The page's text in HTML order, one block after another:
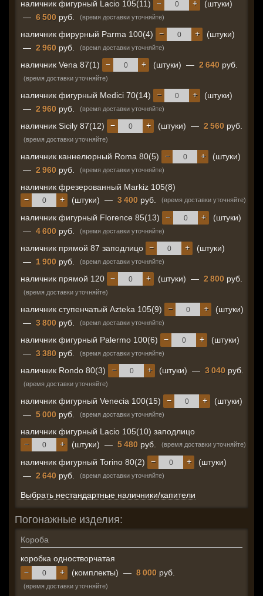
наличник фигурный Lacio 105(11) +
−
(штуки)
— 6 500 руб. (время доставки уточняйте)
наличник фирурный Parma 100(4) +
−
(штуки)
— 2 960 руб. (время доставки уточняйте)
наличник Vena 87(1) +
− (штуки) — 2 640 руб.
(время доставки уточняйте)
наличник фигурный Medici 70(14) +
−
(штуки)
— 2 960 руб. (время доставки уточняйте)
наличник Sicily 87(12) +
− (штуки) — 2 560 руб.
(время доставки уточняйте)
наличник каннелюрный Roma 80(5) +
−
(штуки)
— 2 960 руб. (время доставки уточняйте)
наличник фрезерованный Markiz 105(8)
+
− (штуки) — 3 400 руб. (время доставки уточняйте)
наличник фигурный Florence 85(13) +
−
(штуки)
— 4 600 руб. (время доставки уточняйте)
наличник прямой 87 заподлицо +
−
(штуки)
— 1 900 руб. (время доставки уточняйте)
наличник прямой 120 +
− (штуки) — 2 800 руб.
(время доставки уточняйте)
наличник ступенчатый Azteka 105(9) +
−
(штуки)
— 3 800 руб. (время доставки уточняйте)
наличник фигурный Palermo 100(6) +
−
(штуки)
— 3 380 руб. (время доставки уточняйте)
наличник Rondo 80(3) +
− (штуки) — 3 040 руб.
(время доставки уточняйте)
наличник фигурный Venecia 100(15) +
−
(штуки)
— 5 000 руб. (время доставки уточняйте)
наличник фигурный Lacio 105(10) заподлицо
+
− (штуки) — 5 480 руб. (время доставки уточняйте)
наличник фигурный Torino 80(2) +
−
(штуки)
— 2 640 руб. (время доставки уточняйте)
Выбрать нестандартные наличники/капители
Погонажные изделия:
Короба
коробка одностворчатая
+
− (комплекты) — 8 000 руб.
(время доставки уточняйте)